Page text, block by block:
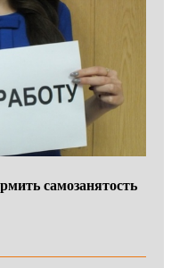
самозанятость